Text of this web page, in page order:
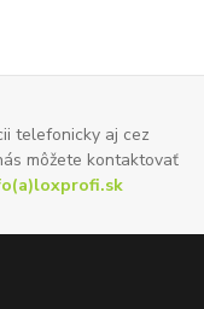
telefonicky aj cez
môžete kontaktovať